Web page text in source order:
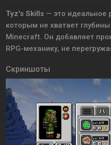
Tyz's Skills — это идеальное
которым не хватает
Minecraft. Он добавляет
RPG-механику, не
Скриншоты